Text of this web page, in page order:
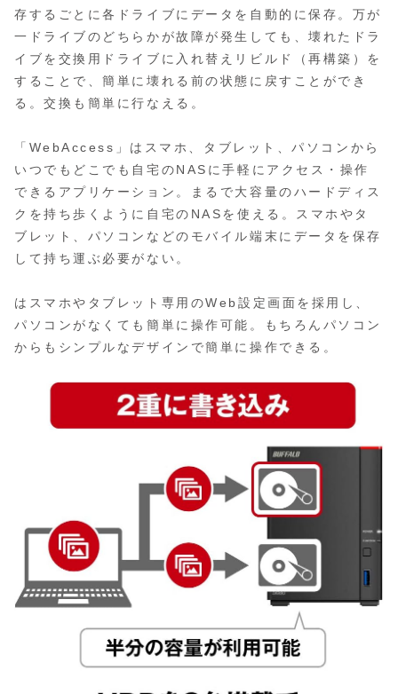
存するごとに各ドライブにデータを自動的に保存。万が
一ドライブのどちらかが故障が発生しても、壊れたドラ
イブを交換用ドライブに入れ替えリビルド（再構築）を
することで、簡単に壊れる前の状態に戻すことができ
る。交換も簡単に行なえる。
「WebAccess」はスマホ、タブレット、パソコンから
いつでもどこでも自宅のNASに手軽にアクセス・操作
できるアプリケーション。まるで大容量のハードディス
クを持ち歩くように自宅のNASを使える。スマホやタ
ブレット、パソコンなどのモバイル端末にデータを保存
して持ち運ぶ必要がない。
はスマホやタブレット専用のWeb設定画面を採用し、
パソコンがなくても簡単に操作可能。もちろんパソコン
からもシンプルなデザインで簡単に操作できる。